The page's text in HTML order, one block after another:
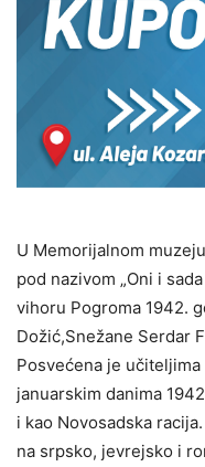
U Memorijalnom
pod nazivom „Oni i
vihoru Pogroma 1942.
Dožić,Snežane Serdar
Posvećena je
januarskim danima
i kao Novosadska
na srpsko, jevrejsko i